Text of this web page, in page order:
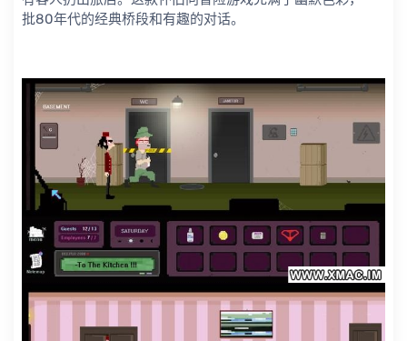
批80年代的经典桥段和有趣的对话。